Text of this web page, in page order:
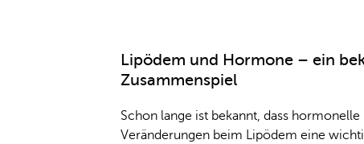
Lipödem und Hormone – ein
Zusammenspiel
Schon lange ist bekannt, dass hormonelle
Veränderungen beim Lipödem eine